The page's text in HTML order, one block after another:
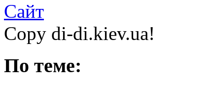
Сайт
Copy di-di.kiev.ua!
По теме: